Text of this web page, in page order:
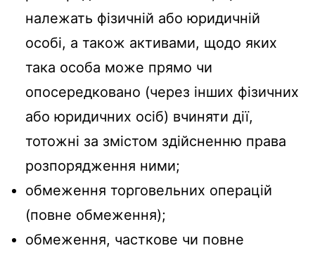
належать фізичній або юридичній
особі, а також активами, щодо яких
така особа може прямо чи
опосередковано (через інших фізичних
або юридичних осіб) вчиняти дії,
тотожні за змістом здійсненню права
розпорядження ними;
обмеження торговельних операцій
(повне обмеження);
обмеження, часткове чи повне